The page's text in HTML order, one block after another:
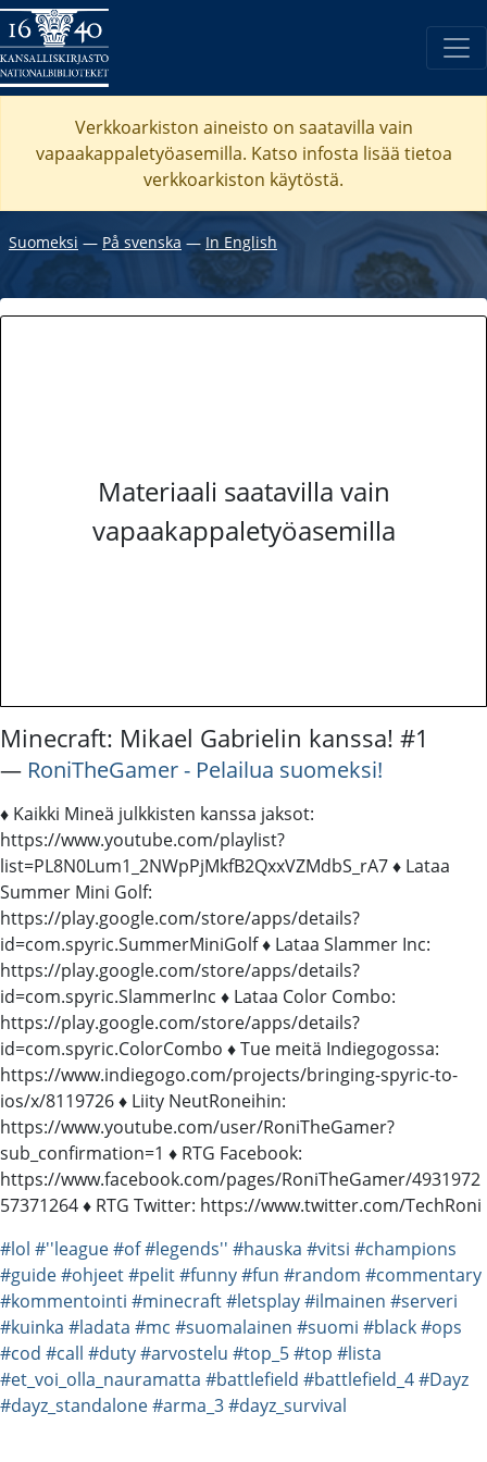
Verkkoarkiston aineisto on saatavilla vain
vapaakappaletyöasemilla. Katso infosta lisää tietoa
verkkoarkiston käytöstä.
Suomeksi ― På svenska ― In English
Materiaali saatavilla vain
vapaakappaletyöasemilla
Minecraft: Mikael Gabrielin kanssa! #1
― RoniTheGamer - Pelailua suomeksi!
♦ Kaikki Mineä julkkisten kanssa jaksot:
https://www.youtube.com/playlist?
list=PL8N0Lum1_2NWpPjMkfB2QxxVZMdbS_rA7 ♦ Lataa
Summer Mini Golf:
https://play.google.com/store/apps/details?
id=com.spyric.SummerMiniGolf ♦ Lataa Slammer Inc:
https://play.google.com/store/apps/details?
id=com.spyric.SlammerInc ♦ Lataa Color Combo:
https://play.google.com/store/apps/details?
id=com.spyric.ColorCombo ♦ Tue meitä Indiegogossa:
https://www.indiegogo.com/projects/bringing-spyric-to-
ios/x/8119726 ♦ Liity NeutRoneihin:
https://www.youtube.com/user/RoniTheGamer?
sub_confirmation=1 ♦ RTG Facebook:
https://www.facebook.com/pages/RoniTheGamer/4931972
57371264 ♦ RTG Twitter: https://www.twitter.com/TechRoni
#lol #''league#of#legends'' #hauska #vitsi #champions
#guide#ohjeet#pelit#funny#fun #random #commentary
#kommentointi #minecraft#letsplay#ilmainen #serveri
#kuinka #ladata #mc #suomalainen #suomi #black#ops
#cod #call #duty#arvostelu #top_5#top #lista
#et_voi_olla_nauramatta #battlefield #battlefield_4#Dayz
#dayz_standalone#arma_3#dayz_survival